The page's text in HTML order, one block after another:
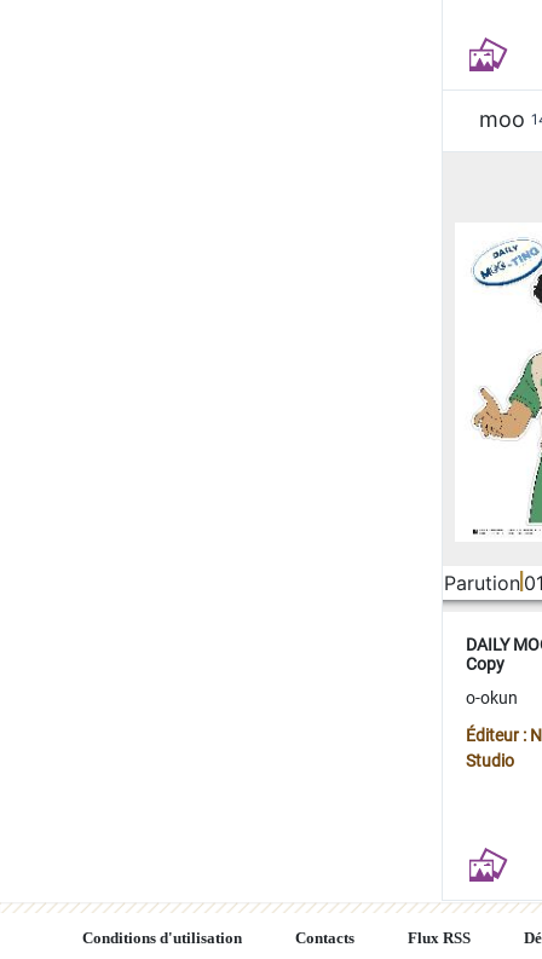
moo
Parution
DAILY
Copy
o-okun
Éditeur :
Studio
Conditions d'utilisation Contacts Flux RSS